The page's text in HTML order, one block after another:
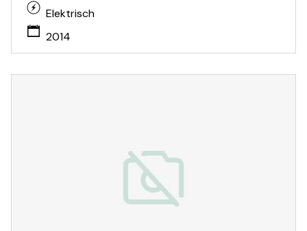
Elektrisch
2014